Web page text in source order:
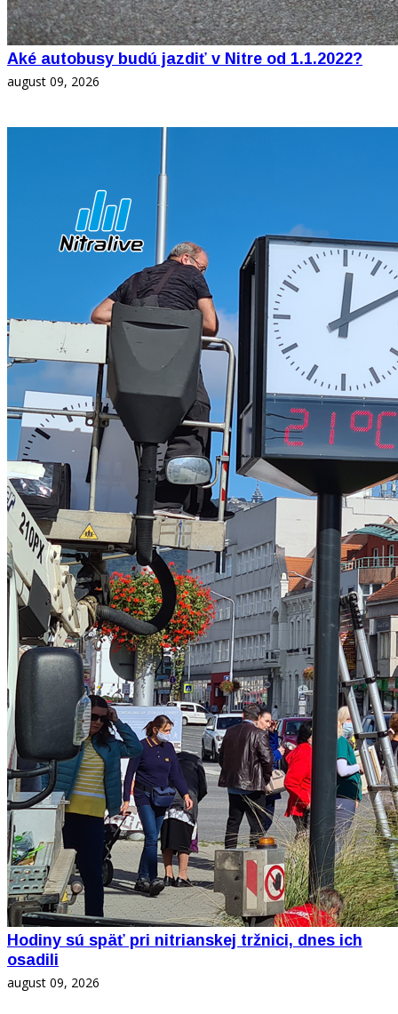
Aké autobusy budú jazdiť v Nitre od 1.1.2022?
august 09, 2026
Hodiny sú späť pri nitrianskej tržnici, dnes ich
osadili
august 09, 2026